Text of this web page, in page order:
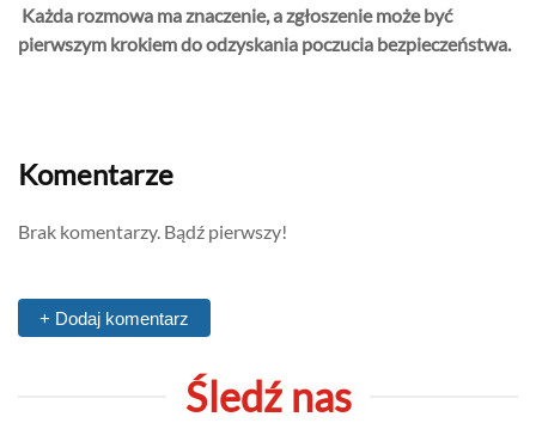
Każda rozmowa ma znaczenie, a zgłoszenie może być
pierwszym krokiem do odzyskania poczucia bezpieczeństwa.
Komentarze
Brak komentarzy. Bądź pierwszy!
+ Dodaj komentarz
Śledź nas